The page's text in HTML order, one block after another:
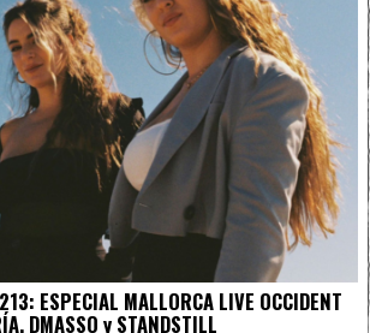
ESPECIAL MALLORCA LIVE OCCIDENT
DMASSO y STANDSTILL